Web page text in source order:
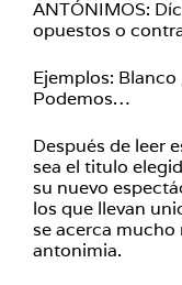
ANTÓNIMOS:
opuestos o
Ejemplos:
Podemos…
Después de leer
sea el titulo
su nuevo
los que llevan
se acerca mucho
antonimia.